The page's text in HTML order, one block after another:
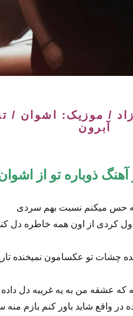
/ موزیک: اشوان /
آبرون
ذوباره تو از
حس میکنم نسبت بهم سردی
ول کردی از اون همه خاطره دل
چشات تو عکسامون نمیخنده
که عشقه من به یه غریبه دل داده
در واقع شاید باور کنم بازم منه